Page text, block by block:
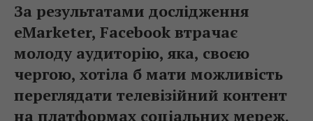
За результатами дослідження
eMarketer, Facebook втрачає
молоду аудиторію, яка, своєю
чергою, хотіла б мати можливість
переглядати телевізійний контент
на платформах соціальних мереж.